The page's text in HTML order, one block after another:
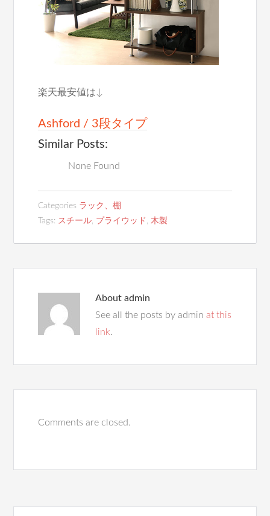
楽天最安値は↓
Ashford / 3段タイプ
Similar Posts:
None Found
Categories ラック、棚
Tags: スチール, プライウッド ,木製
About admin
See all the posts by adminat this
link.
Comments are closed.